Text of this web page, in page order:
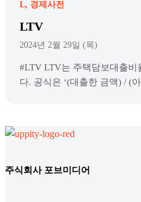
L 경제사전
LTV
2024년 2월 29일 (목)
#LTV LTV는 주택담보대출비
다. 공식은 ‘(대출한 금액) / (
주식회사 포브미디어